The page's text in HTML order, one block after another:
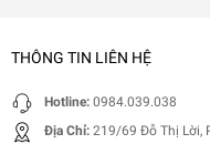
THÔNG TIN LIÊN HỆ
Hotline: 0984.039.038
Địa Chỉ: 219/69 Đỗ Thị Lời,